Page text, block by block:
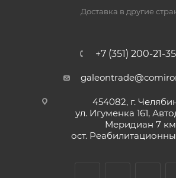
Доставка в другие
+7 (351) 200-21-35
454082, г.
ул. Игуменка 161,
Меридиан 7
ост.